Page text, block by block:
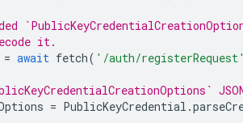
it.
= await fetch( '/auth/
= PublicKeyCredential .